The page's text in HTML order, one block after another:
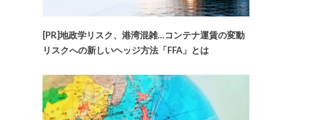
[PR]地政学リスク、港湾混雑…コンテナ運賃の変動
リスクへの新しいヘッジ方法「FFA」とは